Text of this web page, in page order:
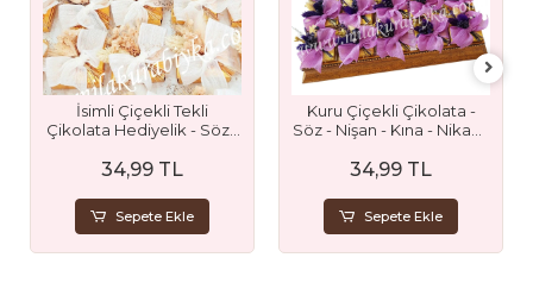
İsimli Çiçekli Tekli
Çikolata Hediyelik - Söz -
Hediyeliği
34,99 TL
Sepete Ekle
Kuru Çiçekli Çikolata -
Söz - Nişan - Kına - Nikah -
ve Mevlüt Hediyesi
34,99 TL
Sepete Ekle